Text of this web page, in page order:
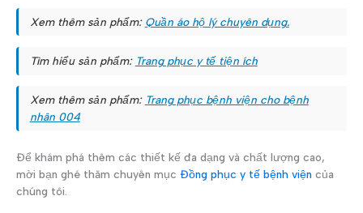
Xem thêm sản phẩm: Quần áo hộ lý chuyên dụng.
Tìm hiểu sản phẩm: Trang phục y tế tiện ích
Xem thêm sản phẩm: Trang phục bệnh viện cho bệnh
nhân 004
Để khám phá thêm các thiết kế đa dạng và chất lượng cao,
mời bạn ghé thăm chuyên mục Đồng phục y tế bệnh viện của
chúng tôi.